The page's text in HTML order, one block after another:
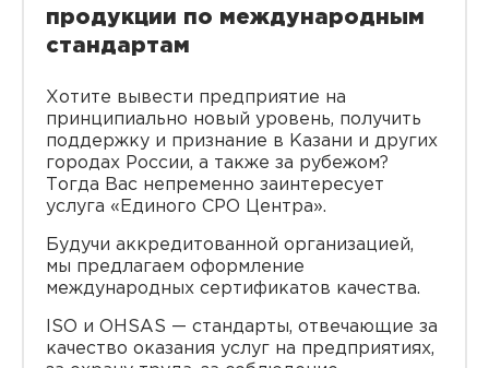
продукции по международным
стандартам
Хотите вывести предприятие на
принципиально новый уровень, получить
поддержку и признание в Казани и других
городах России, а также за рубежом?
Тогда Вас непременно заинтересует
услуга «Единого СРО Центра».
Будучи аккредитованной организацией,
мы предлагаем оформление
международных сертификатов качества.
ISO и OHSAS — стандарты, отвечающие за
качество оказания услуг на предприятиях,